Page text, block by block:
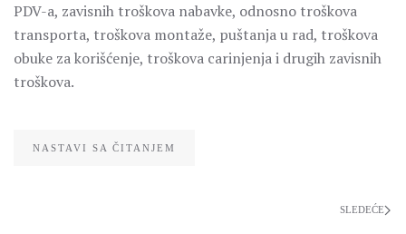
PDV-a, zavisnih troškova nabavke, odnosno troškova
transporta, troškova montaže, puštanja u rad, troškova
obuke za korišćenje, troškova carinjenja i drugih zavisnih
troškova.
NASTAVI SA ČITANJEM
SLEDEĆE